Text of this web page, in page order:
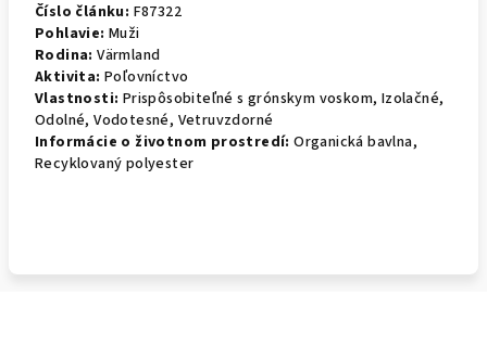
Číslo článku: F87322
Pohlavie: Muži
Rodina:Värmland
Aktivita: Poľovníctvo
Vlastnosti: Prispôsobiteľné s grónskym voskom, Izolačné,
Odolné, Vodotesné, Vetruvzdorné
Informácie o životnom prostredí:Organická bavlna,
Recyklovaný polyester